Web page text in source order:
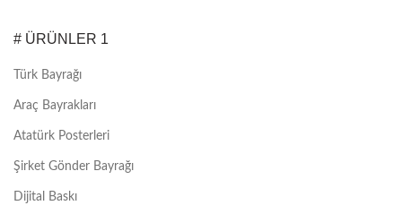
# ÜRÜNLER 1
Türk Bayrağı
Araç Bayrakları
Atatürk Posterleri
Şirket Gönder Bayrağı
Dijital Baskı